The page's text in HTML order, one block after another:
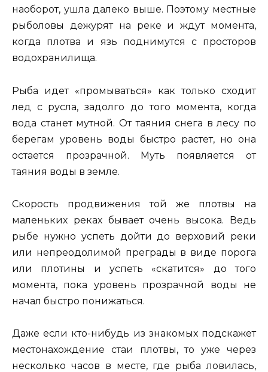
наоборот, ушла далеко выше. Поэтому местные
рыболовы дежурят на реке и ждут момента,
когда плотва и язь поднимутся с просторов
водохранилища.
Рыба идет «промываться» как только сходит
лед с русла, задолго до того момента, когда
вода станет мутной. От таяния снега в лесу по
берегам уровень воды быстро растет, но она
остается прозрачной. Муть появляется от
таяния воды в земле.
Скорость продвижения той же плотвы на
маленьких реках бывает очень высока. Ведь
рыбе нужно успеть дойти до верховий реки
или непреодолимой преграды в виде порога
или плотины и успеть «скатится» до того
момента, пока уровень прозрачной воды не
начал быстро понижаться.
Даже если кто-нибудь из знакомых подскажет
местонахождение стаи плотвы, то уже через
несколько часов в месте, где рыба ловилась,